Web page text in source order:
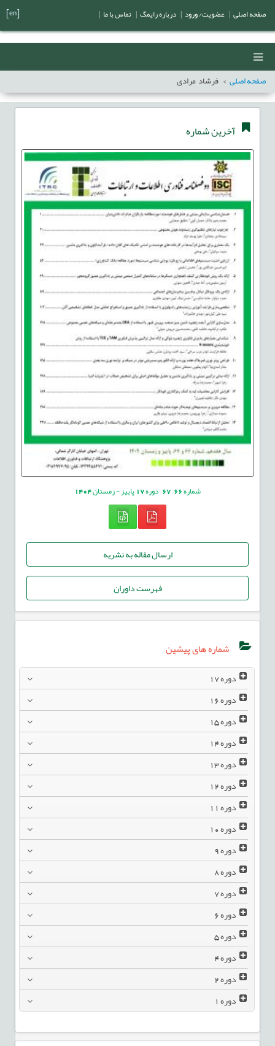
صفحه اصلی فرشاد مرادی
آخرین شماره
شماره66
,
67 دوره17پاییز - زمستان1404
ارسال مقاله به نشریه
فهرست داوران
شماره های پیشین
دوره17
دوره16
دوره15
دوره14
دوره13
دوره12
دوره11
دوره10
دوره9
دوره8
دوره7
دوره6
دوره5
دوره4
دوره2
دوره1
صفحه اصلی عضویت/ ورود درباره رایمگ تماس با ما